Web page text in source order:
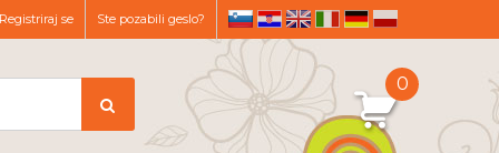
sl hr en de pl
Registriraj se Ste pozabili geslo?
0